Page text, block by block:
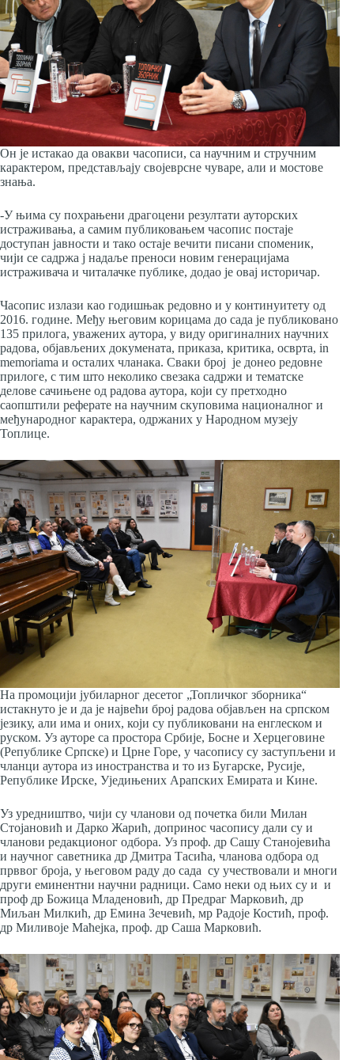
Он је истакао да овакви часописи, са научним и стручним
карактером, представљају својеврсне чуваре, али и мостове
знања.
-У њима су похрањени драгоцени резултати ауторских
истраживања, а самим публиковањем часопис постаје
доступан јавности и тако остаје вечити писани споменик,
чији се садржа ј надаље преноси новим генерацијама
истраживача и читалачке публике, додао је овај историчар.
Часопис излази као годишњак редовно и у континуитету од
2016. године. Међу његовим корицама до сада је публиковано
135 прилога, уважених аутора, у виду оригиналних научних
радова, објављених докумената, приказа, критика, осврта, in
memoriama и осталих чланака. Сваки број је донео редовне
прилоге, с тим што неколико свезака садржи и тематске
делове сачињене од радова аутора, који су претходно
саопштили реферате на научним скуповима националног и
међународног карактера, одржаних у Народном музеју
Топлице.
На промоцији јубиларног десетог „Топличког зборника“
истакнуто је и да је највећи број радова објављен на српском
језику, али има и оних, који су публиковани на енглеском и
руском. Уз ауторе са простора Србије, Босне и Херцеговине
(Републике Српске) и Црне Горе, у часопису су заступљени и
чланци аутора из иностранства и то из Бугарске, Русије,
Републике Ирске, Уједињених Арапских Емирата и Кине.
Уз уредништво, чији су чланови од почетка били Милан
Стојановић и Дарко Жарић, допринос часопису дали су и
чланови редакционог одбора. Уз проф. др Сашу Станојевића
и научног саветника др Дмитра Тасића, чланова одбора од
прввог броја, у његовом раду до сада су учествовали и многи
други еминентни научни радници. Само неки од њих су и и
проф др Божица Младеновић, др Предраг Марковић, др
Миљан Милкић, др Емина Зечевић, мр Радоје Костић, проф.
др Миливоје Маћејка, проф. др Саша Марковић.